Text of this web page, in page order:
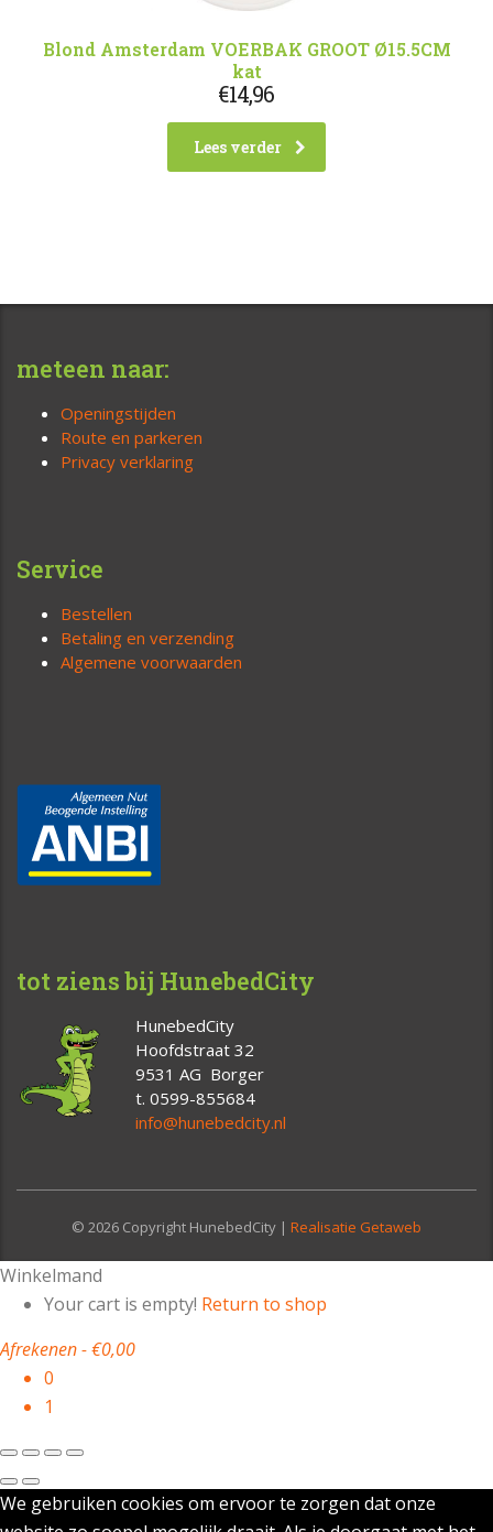
Blond Amsterdam VOERBAK GROOT Ø15.5CM
kat
€14,96
Lees verder
meteen naar:
Openingstijden
Route en parkeren
Privacy verklaring
Service
Bestellen
Betaling en verzending
Algemene voorwaarden
tot ziens bij HunebedCity
HunebedCity
Hoofdstraat 32
9531 AG Borger
t. 0599-855684
info@hunebedcity.nl
© 2026 Copyright HunebedCity | Realisatie Getaweb
Winkelmand
Your cart is empty! Return to shop
Afrekenen-€0,00
0
1
We gebruiken cookies om ervoor te zorgen dat onze